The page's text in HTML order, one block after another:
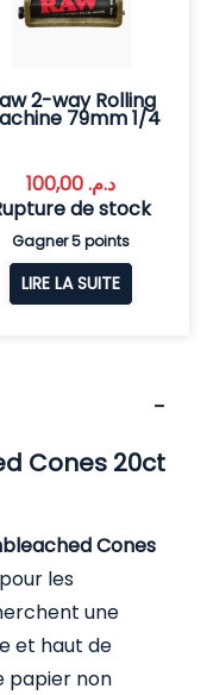
2-way Rolling
79mm 1/4
د.م.
de stock
Gagner 5 points
LIRE LA SUITE
Cones 20ct
Cones
les
une
et haut de
papier non